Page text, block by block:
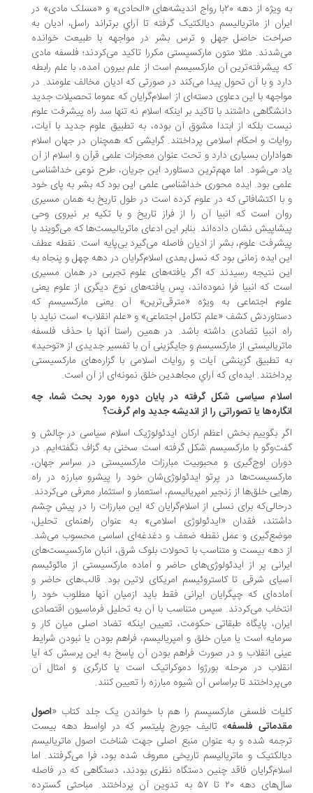
به ویژه از دهه ۲۰با رواج اندیشه‌های «الحادی» و «مسلک مادی» در
از ماتریالیسم دیالکتیک گرفته تا آراي برتراند راسل، ادیان به
حاصل جهل و ترس بشر در مواجهه با طبیعت خوانده
مثلا متون مارکسیستی مکررا تاکید می‌کردند؛ فلسفه مادی
پیشرفته‌ترین آن مارکسیسم است از علم بیرون آمده، با علم رابطه
و با آن تحول پیدا می‌کند در صورتی که ادیان مخالف علومند. در
با این دعاوی دسته‌ای از اسلام‌گرایان که عموما تحصیلات جدید
داشتند با تاکید بر اینکه اسلام نه تنها سد راه پیشرفت علوم
بلکه از ابتدا مشوق آن بوده، به تطبیق علوم جدید با آیات،
و احکام اسلامی پرداختند. گرایشی که همچنان در جهان اسلام
بسیاری دارد و تحت عنوان معجزات علمی قرآن و اسلام از آن
می‌شود. اما مهم‌ترین دستاورد این جریان، طرح نوعی خداشناسی
بود. ایده محوری خداشناسی علمی این بود که بشر به پای خود
اکتشافاتی که در علوم کرده است در طول تاریخ به همان مسیری
است که انبیا آن را از فراز تاریخ و با تکیه بر نیروی وحی
نشان داده‌اند. بنابر این ادعای ماتریالیست‌ها که می‌گویند با
علوم، بشر از ادیان فاصله می‌گیرد بی‌پایه است. نقطه عطف
ایده زمانی بود که نسل بعدی اسلام‌گرایان در دهه چهل و پنجاه به
نتیجه رسیدند که اگر یافته‌های علوم تجربی در همان مسیری
که انبیا فرا نموده‌اند، پس یافته‌های نوع دیگری از علوم یعنی
اجتماعی به ویژه «مترقی‌ترین» آن یعنی مارکسیسم که
کشف «علم تکامل اجتماعی» و «علم انقلاب» است نباید با
انبیا تضادی داشته باشد. در همین راستا آنها با حذف فلسفه
از مارکسیسم و جایگزینی آن با تفسیر جدیدی از «توحید»
تطبیق گزینشی آیات و روایات اسلامی با گزاره‌های مارکسیستی
ایده‌ای که آراي مجاهدین خلق نمونه‌ای از آن است.
سیاسی شکل گرفته در پایان دوره مورد بحث شما، چه
یا تصوراتی را از اندیشه جدید وام گرفت؟
بگوییم بخش اعظم ارکان ایدئولوژیک اسلام سیاسی در چالش و
با مارکسیسم شکل گرفته است سخنی به گزاف نگفته‌ایم. در
اوج‌گیری و محبوبیت مبارزات مارکسیستی در سراسر جهان،
در پرتو ایدئولوژی‌شان خود را پیشرو مبارزه در راه
خلق‌ها از زنجیر امپریالیسم، استعمار و استثمار معرفی می‌کردند.
برای نسلی از اسلام‌گرایان که این مبارزات را در پیش چشم
فقدان «ایدئولوژی اسلامی» به عنوان راهنمای تحلیل،
و عمل نقطه ضعف و دغدغه‌ای اساسی محسوب می‌شد.
دهه بیست و متناسب با تحولات بلوک شرق، انبان مارکسیست‌های
پر از ایدئولوژی‌های حاضر و آماده مارکسیستی از مائوئیسم
شرقی تا کاستروئیسم امریکای لاتین بود. قالب‌های حاضر و
که چپگرایان ایرانی فقط باید ازمیان آنها مطلوب خود را
می‌کردند. سپس متناسب با آن به تحلیل فرماسیون اقتصادی
پایگاه طبقاتی حکومت، تعیین اینکه تضاد اصلی میان کار و
است یا میان خلق و امپریالیسم، فراهم بودن یا نبودن شرایط
انقلاب و در صورت فراهم بودن آن پاسخ به این پرسش که آیا
در مرحله بورژوا دموکراتیک است یا کارگری و امثال آن
تا براساس آن شیوه مبارزه را تعیین کنند.
فلسفی مارکسیسم را هم با خواندن یک جلد کتاب «اصول
فلسفه » تالیف جورج پلیتسر که در اواسط دهه بیست
شده و به عنوان منبع اصلی جهت شناخت اصول ماتریالیسم
و ماتریالیسم تاریخی معروف شده بود، فرا می‌گرفتند. اما
فاقد چنین دستگاه نظری بودند، دستگاهی که در فاصله
سال‌های دهه ۲۰ تا ۵۷ به تدوین آن پرداختند. مباحثی گسترده